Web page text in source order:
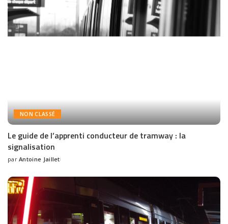
NON CLASSÉ
Le guide de l’apprenti conducteur de tramway : la
signalisation
par Antoine Jaillet